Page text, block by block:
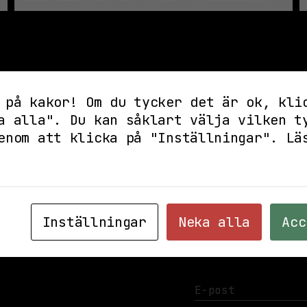
SOFIA HÄRDIG | LIVE PÅ KL TERRASSEN
SLUTSÅLT
LÄS MER
PRENUMERERA
– HÅLL DIG
på kakor! Om du tycker det är ok,
alla". Du kan såklart välja vilken
att klicka på "Inställningar".
Inställningar Neka alla